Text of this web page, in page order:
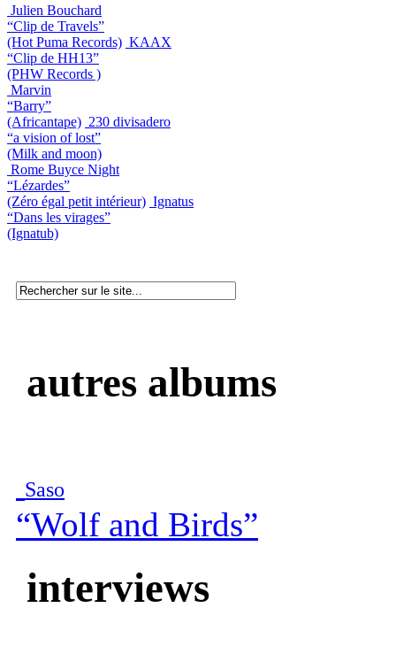
Julien Bouchard
“Clip de Travels”
(Hot Puma Records) KAAX
“Clip de HH13”
(PHW Records )
Marvin
“Barry”
(Africantape) 230 divisadero
“a vision of lost”
(Milk and moon)
Rome Buyce Night
“Lézardes”
(Zéro égal petit intérieur) Ignatus
“Dans les virages”
(Ignatub)
autres albums
Saso
“Wolf and Birds”
interviews